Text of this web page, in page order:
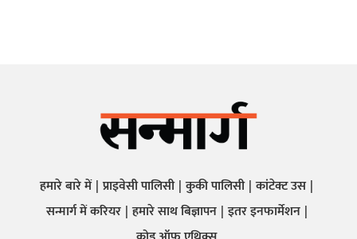
हमारे बारे में प्राइवेसी पालिसी कुकी पालिसी कांटेक्ट उस
सन्मार्ग में करियर हमारे साथ बिज्ञापन इतर इनफार्मेशन